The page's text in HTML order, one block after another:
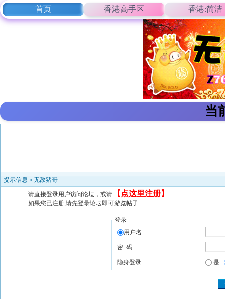
首页 香港高手区 香港:简洁
当
提示信息 » 无敌猪哥
请直接登录用户访问论坛，或请 【 点这里注册】
如果您已注册,请先登录论坛即可游览帖子
登录
用户名
密 码
隐身登录 是